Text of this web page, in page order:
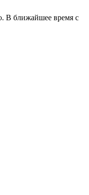
В ближайшее время с